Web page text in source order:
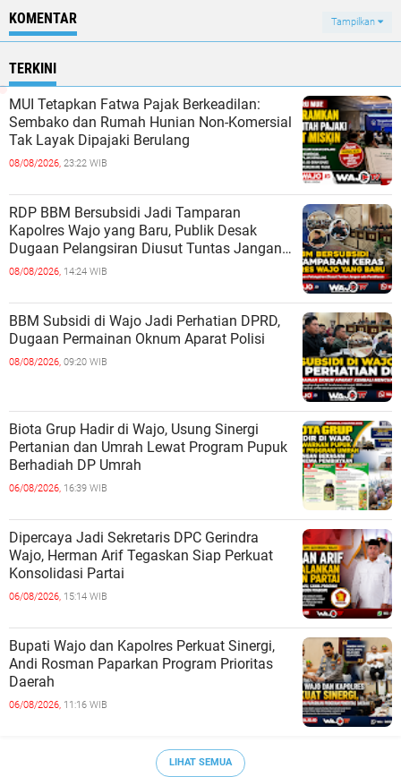
KOMENTAR Tampilkan
TERKINI
MUI Tetapkan Fatwa Pajak Berkeadilan:
Sembako dan Rumah Hunian Non-Komersial
Tak Layak Dipajaki Berulang
08/08/2026, 23:22 WIB
RDP BBM Bersubsidi Jadi Tamparan
Kapolres Wajo yang Baru, Publik Desak
Dugaan Pelangsiran Diusut Tuntas Jangan
ada Pembiaran
08/08/2026, 14:24 WIB
BBM Subsidi di Wajo Jadi Perhatian DPRD,
Dugaan Permainan Oknum Aparat Polisi
08/08/2026, 09:20 WIB
Biota Grup Hadir di Wajo, Usung Sinergi
Pertanian dan Umrah Lewat Program Pupuk
Berhadiah DP Umrah
06/08/2026, 16:39 WIB
Dipercaya Jadi Sekretaris DPC Gerindra
Wajo, Herman Arif Tegaskan Siap Perkuat
Konsolidasi Partai
06/08/2026, 15:14 WIB
Bupati Wajo dan Kapolres Perkuat Sinergi,
Andi Rosman Paparkan Program Prioritas
Daerah
06/08/2026, 11:16 WIB
LIHAT SEMUA